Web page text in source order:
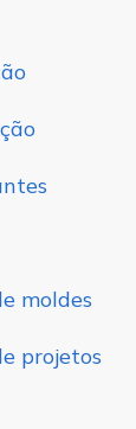
moldes
projetos